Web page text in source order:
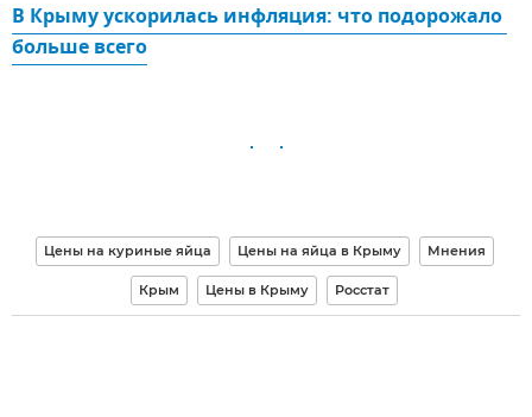
В Крыму ускорилась инфляция: что подорожало
больше всего
Цены на куриные яйца Цены на яйца в Крыму Мнения
Крым Цены в Крыму Росстат